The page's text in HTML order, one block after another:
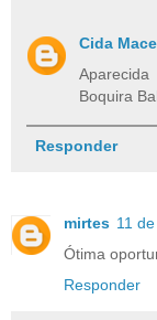
Cida
Boquira
Responder
mirtes 11
Ótima
Responder